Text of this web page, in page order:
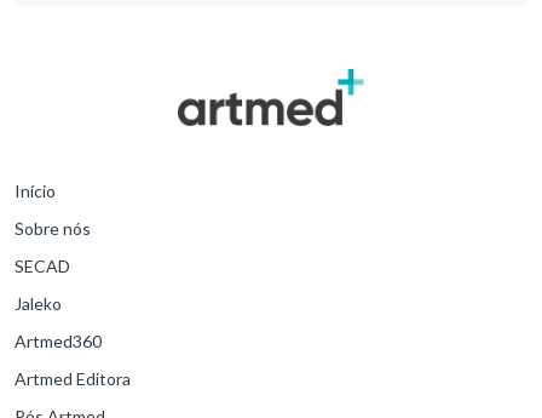
Início
Sobre nós
SECAD
Jaleko
Artmed360
Artmed Editora